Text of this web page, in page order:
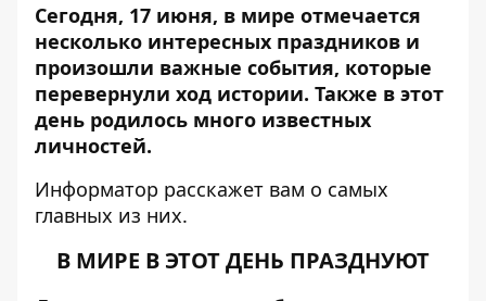
Сегодня, 17 июня, в мире отмечается
несколько интересных праздников и
произошли важные события, которые
перевернули ход истории. Также в этот
день родилось много известных
личностей.
Информатор расскажет вам о самых
главных из них.
В МИРЕ В ЭТОТ ДЕНЬ ПРАЗДНУЮТ